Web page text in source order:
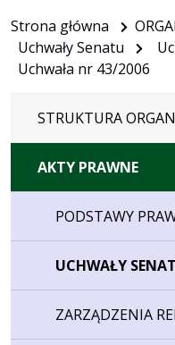
Strona główna
Uchwały Senatu
Uchwała nr 43/2006
STRUKTURA
AKTY PRAWNE
PODSTAWY
UCHWAŁY
ZARZĄDZENIA